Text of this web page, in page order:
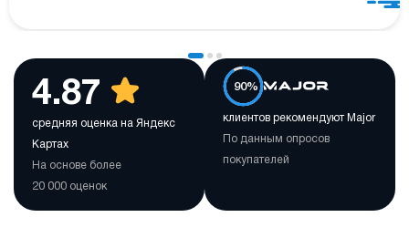
4.87
средняя оценка на Яндекс
Картах
На основе более
20 000 оценок
90%
клиентов рекомендуют Major
По данным опросов
покупателей